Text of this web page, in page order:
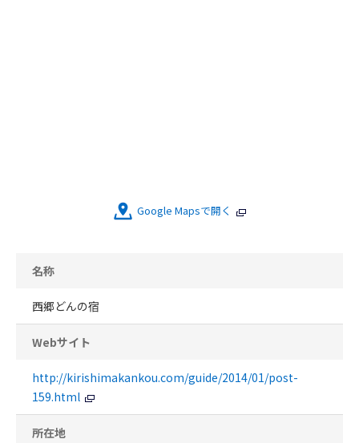
Google Mapsで開く
名称
西郷どんの宿
Webサイト
http://kirishimakankou.com/guide/2014/01/post-
159.html
所在地